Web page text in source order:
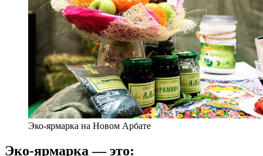
Эко-ярмарка на Новом Арбате
Эко-ярмарка — это: